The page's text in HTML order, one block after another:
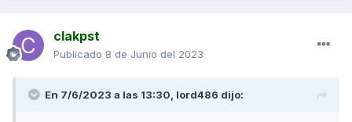
clakpst
Publicado 8 de Junio del 2023
En 7/6/2023 a las 13:30, lord486 dijo: